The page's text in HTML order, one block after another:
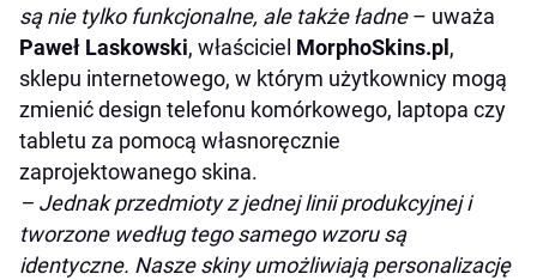
są nie tylko funkcjonalne, ale także ładne– uważa
Paweł Laskowski, właściciel MorphoSkins.pl ,
sklepu internetowego, w którym użytkownicy mogą
zmienić design telefonu komórkowego, laptopa czy
tabletu za pomocą własnoręcznie
zaprojektowanego skina.
– Jednak przedmioty z jednej linii produkcyjnej i
tworzone według tego samego wzoru są
identyczne. Nasze skiny umożliwiają personalizację